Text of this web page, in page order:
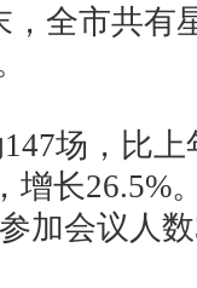
，全市共有
147场，比上
增长26.5%
参加会议人数